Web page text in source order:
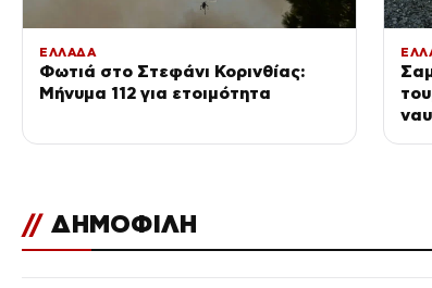
ΕΛΛΑΔΑ
Φωτιά στο Στεφάνι Κορινθίας:
Μήνυμα 112 για ετοιμότητα
// ΔΗΜΟΦΙΛΗ